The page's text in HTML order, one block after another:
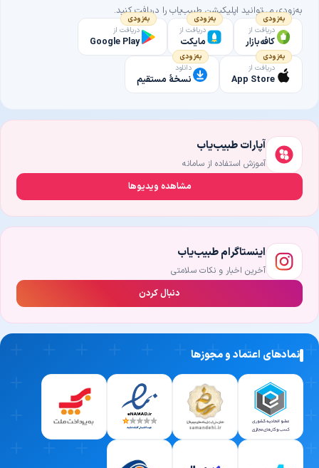
به‌زودی می‌توانید اپلیکیشن طبیب‌یاب را دریافت کنید.
به‌زودی
دریافت از
کافه‌بازار
به‌زودی
دریافت از
مایکت
به‌زودی
دریافت از
Google Play
به‌زودی
دریافت از
App Store
به‌زودی
دانلود
نسخهٔ مستقیم
آپارات طبیب‌یاب
آموزش استفاده از سامانه
مشاهده ویدیوها
اینستاگرام طبیب‌یاب
آخرین اخبار و نکات سلامتی
دنبال کردن
نمادهای اعتماد و مجوزها